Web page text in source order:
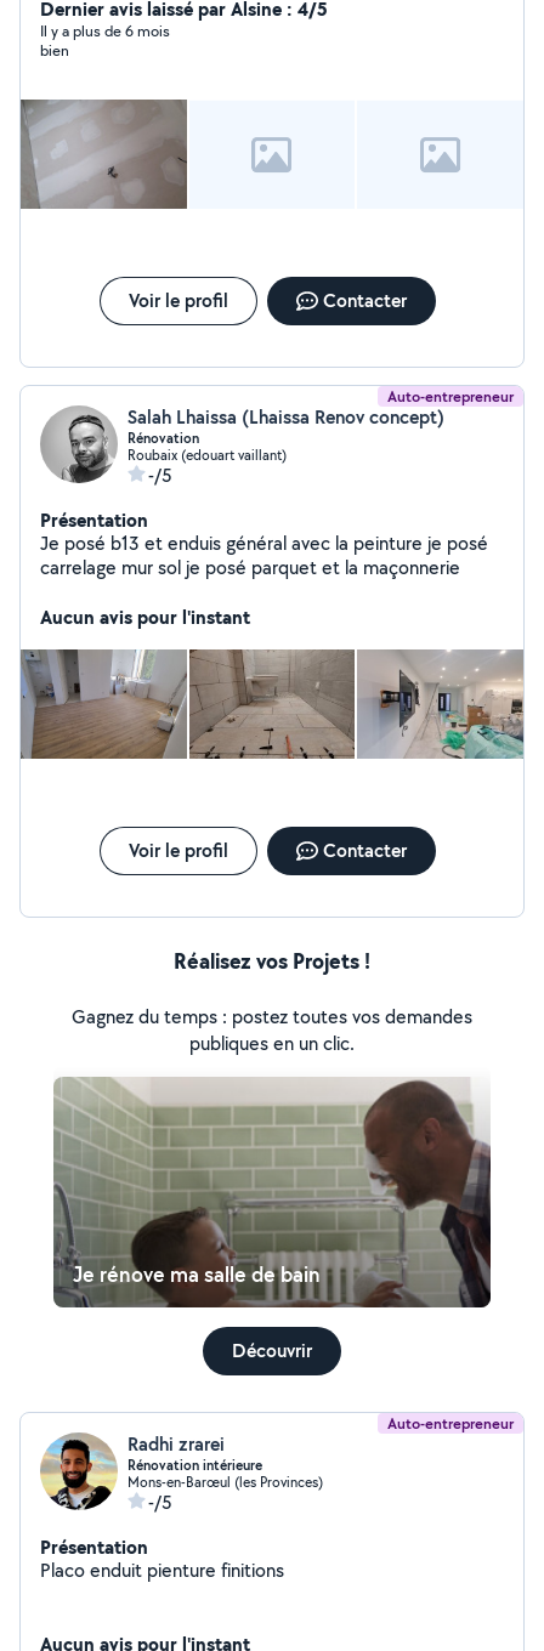
Dernier avis laissé par Alsine : 4/5
Il y a plus de 6 mois
bien
Voir le profil Contacter
Auto-entrepreneur
Salah Lhaissa (Lhaissa Renov concept)
Rénovation
Roubaix (edouart vaillant)
-/5
Présentation
Je posé b13 et enduis général avec la peinture je posé
carrelage mur sol je posé parquet et la maçonnerie
Aucun avis pour l'instant
Voir le profil Contacter
Réalisez vos Projets !
Gagnez du temps : postez toutes vos demandes
publiques en un clic.
Je rénove ma salle de bain
Découvrir
Auto-entrepreneur
Radhi zrarei
Rénovation intérieure
Mons-en-Barœul (les Provinces)
-/5
Présentation
Placo enduit pienture finitions
Aucun avis pour l'instant